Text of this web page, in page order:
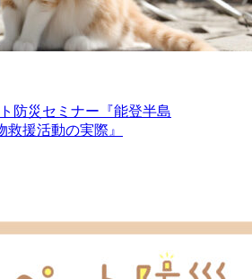
防災セミナー『能登半島
援活動の実際』